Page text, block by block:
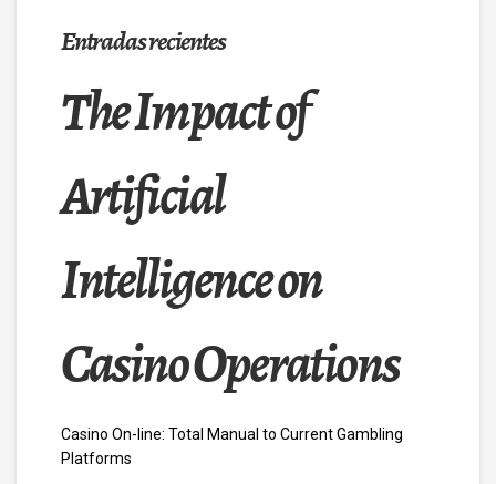
Entradas recientes
The Impact of
Artificial
Intelligence on
Casino Operations
Casino On-line: Total Manual to Current Gambling
Platforms